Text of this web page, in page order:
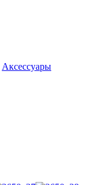
Аксессуары